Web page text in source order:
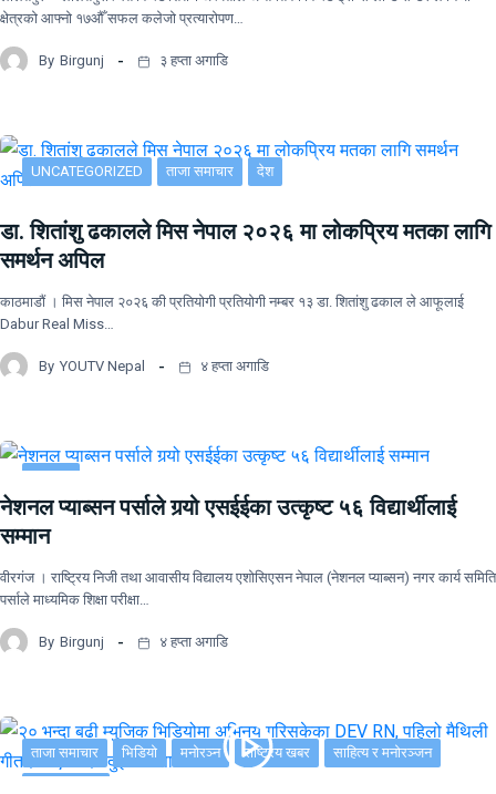
क्षेत्रको आफ्नो १७औँ सफल कलेजो प्रत्यारोपण…
By Birgunj ३ हप्ता अगाडि
UNCATEGORIZED ताजा समाचार देश
डा. शितांशु ढकालले मिस नेपाल २०२६ मा लोकप्रिय मतका लागि
समर्थन अपिल
काठमाडौं । मिस नेपाल २०२६ की प्रतियोगी प्रतियोगी नम्बर १३ डा. शितांशु ढकाल ले आफूलाई
Dabur Real Miss…
By YOUTV Nepal ४ हप्ता अगाडि
नेशनल प्याब्सन पर्साले गर्‍यो एसईईका उत्कृष्ट ५६ विद्यार्थीलाई
सम्मान
वीरगंज । राष्ट्रिय निजी तथा आवासीय विद्यालय एशोसिएसन नेपाल (नेशनल प्याब्सन) नगर कार्य समिति
पर्साले माध्यमिक शिक्षा परीक्षा…
By Birgunj ४ हप्ता अगाडि
ताजा समाचार भिडियो मनोरञ्न राष्ट्रिय खबर साहित्य र मनोरञ्जन